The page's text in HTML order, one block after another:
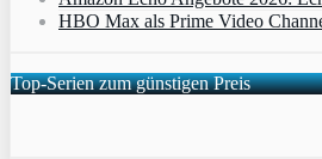
HBO Max als Prime Video
Top-Serien zum günstigen Preis